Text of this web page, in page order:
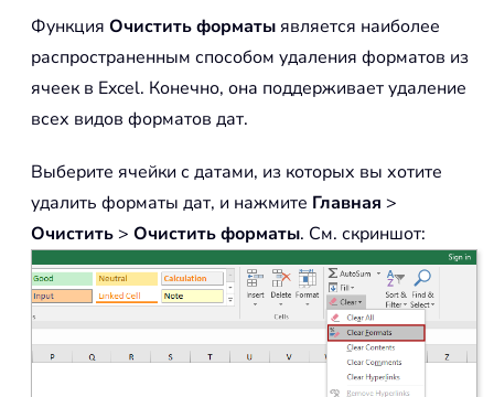
Функция Очистить форматыявляется наиболее
распространенным способом удаления форматов из
ячеек в Excel. Конечно, она поддерживает удаление
всех видов форматов дат.
Выберите ячейки с датами, из которых вы хотите
удалить форматы дат, и нажмите Главная >
Очистить > Очистить форматы. См. скриншот: